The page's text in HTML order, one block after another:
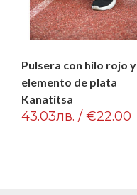
Pulsera con hilo rojo y
elemento de plata
Kanatitsa
43.03лв. / €22.00